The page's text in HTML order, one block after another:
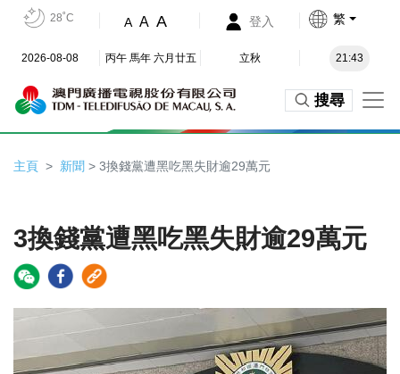
28˚C A A A 登入 繁
2026-08-08 丙午 馬年 六月廿五 立秋 21:43
搜尋
主頁 新聞 > 3換錢黨遭黑吃黑失財逾29萬元
3換錢黨遭黑吃黑失財逾29萬元